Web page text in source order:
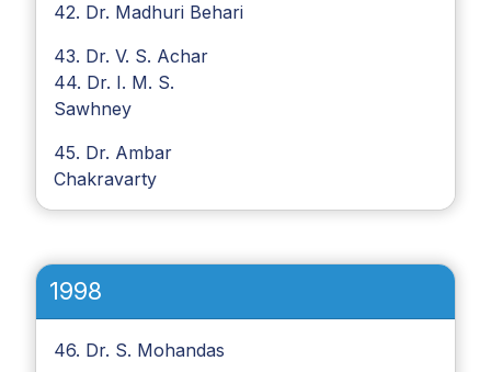
42. Dr. Madhuri Behari
43. Dr. V. S. Achar
44. Dr. I. M. S.
Sawhney
45. Dr. Ambar
Chakravarty
1998
46. Dr. S. Mohandas